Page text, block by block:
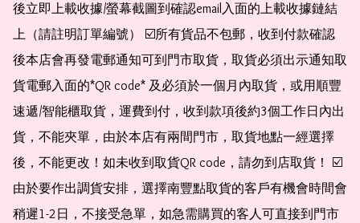
後立即上載收據/螢幕截圖到確認email入面的上載收據鏈結
上（請註明訂單編號） ☑️所有貨品不包郵，收到付款確認
後本店會再發電郵通知可到門市取貨，取貨必須出示通知取
貨電郵入面的*QR code* 及必須於一個月內取貨，或用順豐
速遞/智能櫃取貨，運費到付，收到款項後約3個工作日內出
貨，不能夾單，由於本店有兩間門市，取貨地點一經選擇
後，不能更改！如未收到取貨QR code，請勿到店取貨！ ☑️
由於要作出調貨安排，選擇南豐點取貨的客戶有機會時間會
稍遲1-2日，不接受急單，如急需購買的客人可直接到門市